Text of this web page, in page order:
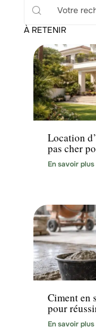
À RETENIR
Immo
Location
pas cher
En savoir plus
Travaux
Ciment en
pour
En savoir plus